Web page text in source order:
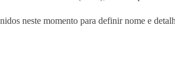
neste momento para definir nome e